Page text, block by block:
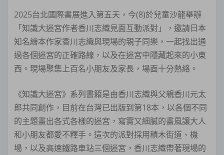
2025台北國際書展進入第五天，今(8)於兒童沙龍舉辦
「知識大迷宮作者香川志織見面互動派對」，邀請日本
知名繪本作家香川志織與現場的親子同樂，一起找出通
過各個迷宮的正確路線，以及在迷宮中隱藏起來的小東
西。現場聚集上百名小朋友及家長，場面十分熱絡。
《知識大迷宮》系列書籍是由香川志織與父親香川元太
郎共同創作，目前在台灣已出版到第18本，以各個不同
的主題畫出各式各樣的迷宮，寫實又細膩的畫風讓大人
和小朋友都愛不釋手。這次的派對採用積木街道、機
場，以及高速鐵路車站三個迷宮，香川志織帶著現場的